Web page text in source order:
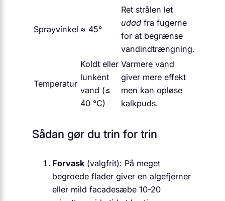
Sprayvinkel ≈ 45°
Ret strålen let
udad fra fugerne
for at begrænse
vandindtrængning.
Tem­pe­ra­tur
Koldt eller
lunkent
vand (≤
40 °C)
Varmere vand
giver mere effekt
men kan opløse
kalkpuds.
Sådan gør du trin for trin
Forvask (valgfrit): På meget
begroede flader giver en algefjerner
eller mild facade­sæbe 10-20